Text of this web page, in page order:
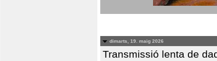
dimarts, 19. maig 2026
Transmissió lenta de